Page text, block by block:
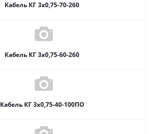
Кабель КГ 3х0,75-70-260
Кабель КГ 3х0,75-60-260
Кабель КГ 3х0,75-40-100ПО